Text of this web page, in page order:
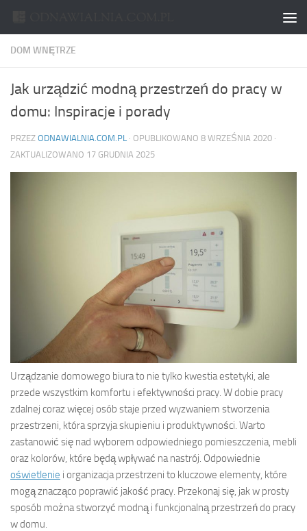
DOM WNĘTRZE
Jak urządzić modną przestrzeń do pracy w
domu: Inspiracje i porady
PRZEZ ODNAWIALNIA.COM.PL · OPUBLIKOWANO 8 WRZEŚNIA 2020 ·
ZAKTUALIZOWANO 17 GRUDNIA 2025
Urządzanie domowego biura to nie tylko kwestia estetyki, ale
przede wszystkim komfortu i efektywności pracy. W dobie pracy
zdalnej coraz więcej osób staje przed wyzwaniem stworzenia
przestrzeni, która sprzyja skupieniu i produktywności. Warto
zastanowić się nad wyborem odpowiedniego pomieszczenia, mebli
oraz kolorów, które będą wpływać na nastrój. Odpowiednie
oświetlenie i organizacja przestrzeni to kluczowe elementy, które
mogą znacząco poprawić jakość pracy. Przekonaj się, jak w prosty
sposób można stworzyć modną i funkcjonalną przestrzeń do pracy
w domu.